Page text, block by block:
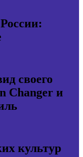
своего
Changer и
культур